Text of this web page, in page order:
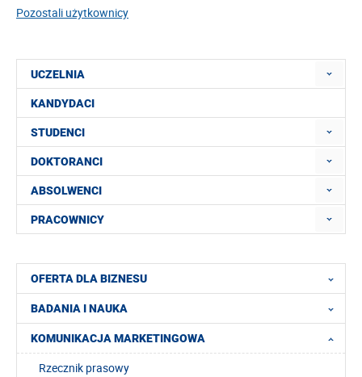
Pozostali użytkownicy
UCZELNIA
KANDYDACI
STUDENCI
DOKTORANCI
ABSOLWENCI
PRACOWNICY
OFERTA DLA BIZNESU
BADANIA I NAUKA
KOMUNIKACJA MARKETINGOWA
Rzecznik prasowy